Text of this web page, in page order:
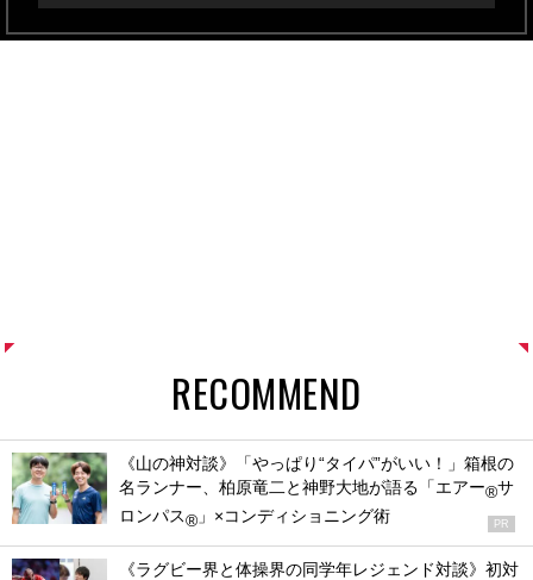
RECOMMEND
《山の神対談》「やっぱり“タイパ”がいい！」箱根の
名ランナー、柏原竜二と神野大地が語る「エアー®サ
ロンパス® 」×コンディショニング術 PR
《ラグビー界と体操界の同学年レジェンド対談》初対